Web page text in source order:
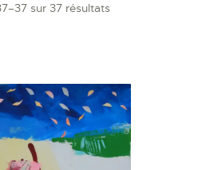
sur 37 résultats